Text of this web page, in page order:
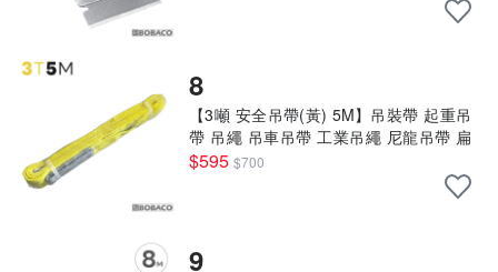
8
【3噸 安全吊帶(黃) 5M】吊裝帶 起重吊
帶 吊繩 吊車吊帶 工業吊繩 尼龍吊帶 扁
吊帶
$595 $700
9